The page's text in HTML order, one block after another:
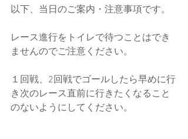
以下、当日のご案内・注意事項です。
レース進行をトイレで待つことはでき
ませんのでご注意ください。
１回戦、2回戦でゴールしたら早めに行
き次のレース直前に行きたくなること
のないようにしてください。